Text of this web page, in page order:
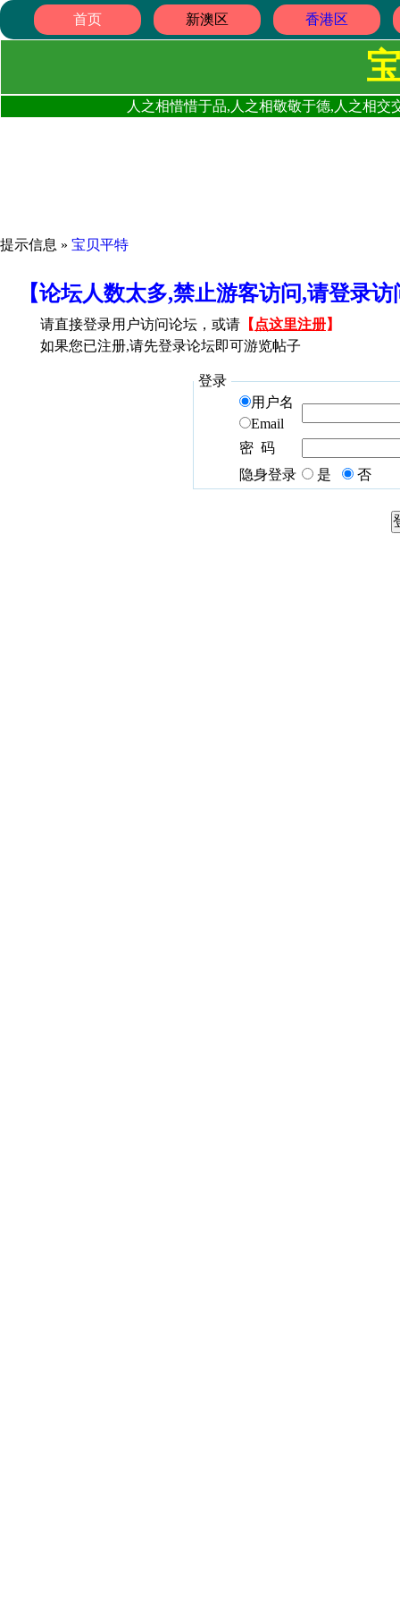
首页 新澳区 香港区
人之相惜惜于品,人之相敬敬于德,人之相
提示信息 » 宝贝平特
【论坛人数太多,禁止游客访问,请登录
请直接登录用户访问论坛，或请 【 点这里注册】
如果您已注册,请先登录论坛即可游览帖子
登录
用户名
Email
密 码
隐身登录
是 否